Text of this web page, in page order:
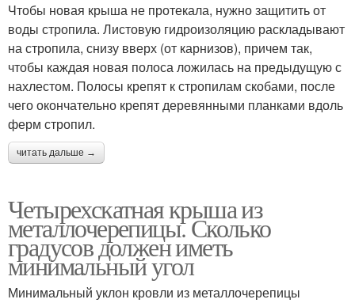
Чтобы новая крыша не протекала, нужно защитить от
воды стропила. Листовую гидроизоляцию раскладывают
на стропила, снизу вверх (от карнизов), причем так,
чтобы каждая новая полоса ложилась на предыдущую с
нахлестом. Полосы крепят к стропилам скобами, после
чего окончательно крепят деревянными планками вдоль
ферм стропил.
читать дальше →
Четырехскатная крыша из
металлочерепицы. Сколько
градусов должен иметь
минимальный угол
Минимальный уклон кровли из металлочерепицы